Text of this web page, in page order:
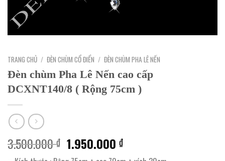
TRANG CHỦ / ĐÈN CHÙM CỔ ĐIỂN / ĐÈN CHÙM PHA LÊ NẾN
Đèn chùm Pha Lê Nến cao cấp
DCXNT140/8 ( Rộng 75cm )
3.500.000₫ Giá
gốc
1.950.000₫Giá
hiện